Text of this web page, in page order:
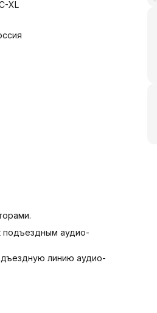
вызывную панель видео-
подъездным
XL
подъездным аудио-
линию аудио-